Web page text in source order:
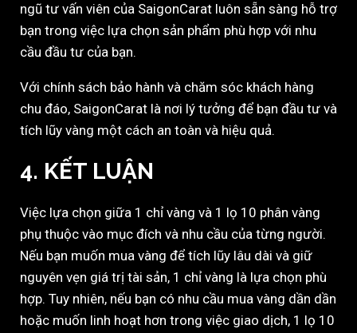
ngũ tư vấn viên của SaigonCarat luôn sẵn sàng hỗ trợ
bạn trong việc lựa chọn sản phẩm phù hợp với nhu
cầu đầu tư của bạn.
Với chính sách bảo hành và chăm sóc khách hàng
chu đáo, SaigonCarat là nơi lý tưởng để bạn đầu tư và
tích lũy vàng một cách an toàn và hiệu quả.
4. KẾT LUẬN
Việc lựa chọn giữa 1 chỉ vàng và 1 lọ 10 phân vàng
phụ thuộc vào mục đích và nhu cầu của từng người.
Nếu bạn muốn mua vàng để tích lũy lâu dài và giữ
nguyên vẹn giá trị tài sản, 1 chỉ vàng là lựa chọn phù
hợp. Tuy nhiên, nếu bạn có nhu cầu mua vàng dần dần
hoặc muốn linh hoạt hơn trong việc giao dịch, 1 lọ 10